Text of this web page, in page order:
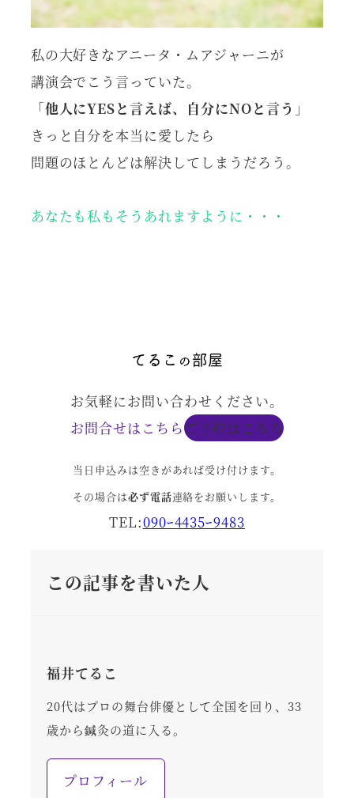
私の大好きなアニータ・ムアジャーニが
講演会でこう言っていた。
「他人にYESと言えば、自分にNOと言う 」
きっと自分を本当に愛したら
問題のほとんどは解決してしまうだろう。
あなたも私もそうあれますように・・・
お気軽にお問い合わせください。
お問合せはこちらご予約はこちら
当日申込みは空きがあれば受け付けます。
その場合は必ず電話連絡をお願いします。
TEL:090ｰ4435ｰ9483
この記事を書いた人
福井てるこ
20代はプロの舞台俳優として全国を回り、33
歳から鍼灸の道に入る。
プロフィール